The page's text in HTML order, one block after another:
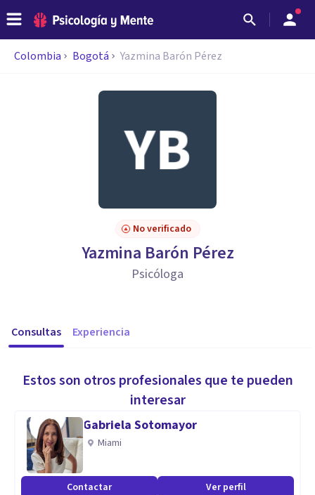
Colombia Bogotá Yazmina Barón Pérez
No verificado
Yazmina Barón Pérez
Psicóloga
Consultas Experiencia
Estos son otros profesionales que te pueden
interesar
Gabriela Sotomayor
Miami
Contactar Ver perfil